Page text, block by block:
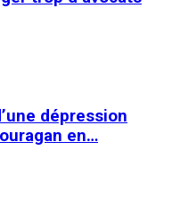
dépression
en…